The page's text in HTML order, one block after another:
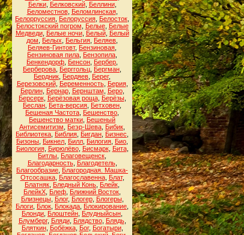
Белки, Белковский, Беллини,
Беломестнов, Беломлинская,
Белорруссия Белоруссия Белосток
Белостокский погром
Белые, Белые
Медведи, Белые ночи, Белый, Белый
дом
Белых Бельгия Беляев
Беляев-Гинтовт, Бензиновая
Бензиновая пила Бензопила
Бенкендорф Бенсон Бербер
Берберова Берггольц Бергман
Бердник Бердяев Берег,
Березовский, Беременность, Берия,
Берлин, Бернар, Бернштам Беро,
Берсерк, Берёзовая роща, Берёзы,
Беслан Бета-версия Бетховен
Бешеная Частота Бешенство
Бешенство матки Бешеный
Антисемитизм
Беэр-Шева Бибик
Библиотека Библия Бигдан Бизнес
Бизоны Бикнел Билл Билогия Био
Биология, Бирюлёво, Бисмарк, Бита,
Битлы Благовещенск
Благодарность, Благодетель,
Благообразие Благородная. Машка-
Отсосашка, Благославенна, Блат,
Блатняк Бледный Конь Блейк
БлейкХ Блеф Ближний Восток
Близнецы, Блог, Блогер, Блогеры,
Блоги Блок Блокада Блокирование
Блонди Блоштейн Блудныйсын
Блумберг, Бляди, Блядство, Блядь,
Бляткин, Бобёжка, Бог, Богатыри,